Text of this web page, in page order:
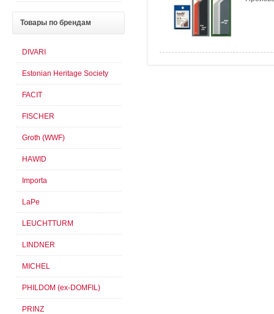
Товары по брендам
DIVARI
Estonian Heritage Society
FACIT
FISCHER
Groth (WWF)
HAWID
Importa
LaPe
LEUCHTTURM
LINDNER
MICHEL
PHILDOM (ex-DOMFIL)
PRINZ